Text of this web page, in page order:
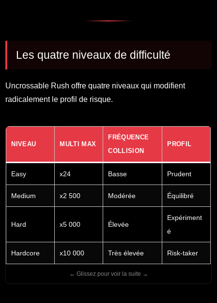
Les quatre niveaux de difficulté
Uncrossable Rush offre quatre niveaux qui modifient
radicalement le profil de risque.
NIVEAU MULTI MAX
FRÉQUENCE
COLLISION
PROFIL
Easy x24 Basse Prudent
Medium x2 500 Modérée Équilibré
Hard x5 000 Élevée
Expériment
é
Hardcore x10 000 Très élevée Risk-taker